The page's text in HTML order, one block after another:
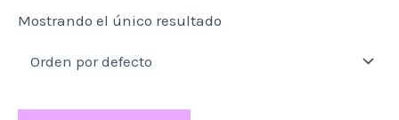
Mostrando el único resultado